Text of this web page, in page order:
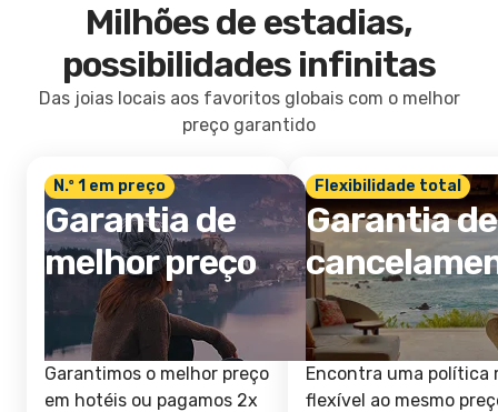
Milhões de estadias,
possibilidades infinitas
Das joias locais aos favoritos globais com o melhor
preço garantido
N.º 1 em preço
Garantia de
melhor preço
Garantimos o melhor preço
em hotéis ou pagamos 2x
Flexibilidade total
Garantia de
Encontra uma política
flexível ao mesmo